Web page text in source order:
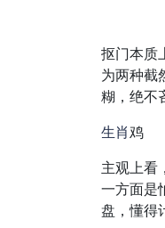
抠门本质
为两种截
糊，绝不
生肖鸡
主观上看
一方面是
盘，懂得